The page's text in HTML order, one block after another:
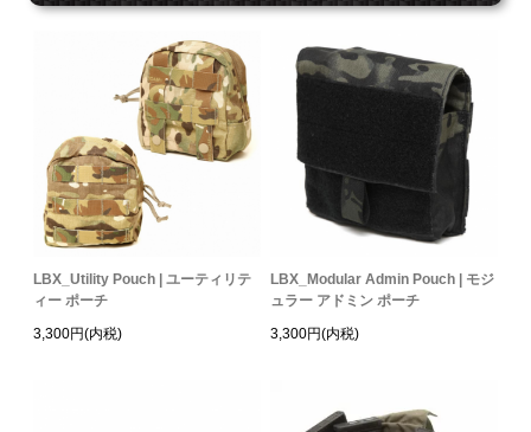
LBX_Utility Pouch | ユーティリテ
ィー ポーチ
3,300円(内税)
LBX_Modular Admin Pouch | モジ
ュラー アドミン ポーチ
3,300円(内税)